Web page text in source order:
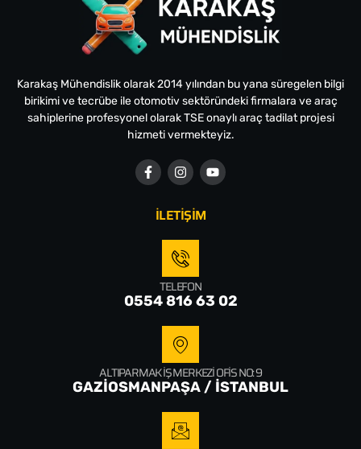
Karakaş Mühendislik olarak 2014 yılından bu yana süregelen bilgi
birikimi ve tecrübe ile otomotiv sektöründeki firmalara ve araç
sahiplerine profesyonel olarak TSE onaylı araç tadilat projesi
hizmeti vermekteyiz.
İLETİŞİM
TELEFON
0554 816 63 02
ALTIPARMAK İŞ MERKEZI OFIS NO: 9
GAZİOSMANPAŞA / İSTANBUL